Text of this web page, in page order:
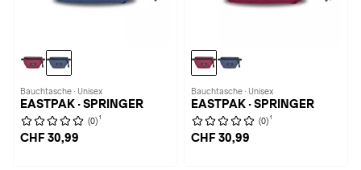
Bauchtasche · Unisex
EASTPAK · SPRINGER
(0) 1
CHF 30,99
Bauchtasche · Unisex
EASTPAK · SPRINGER
(0) 1
CHF 30,99